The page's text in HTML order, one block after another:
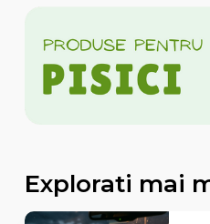
Explorati mai